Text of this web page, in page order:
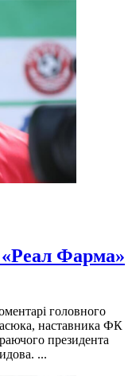
«Реал Фарма»
головного
наставника ФК
президента
...